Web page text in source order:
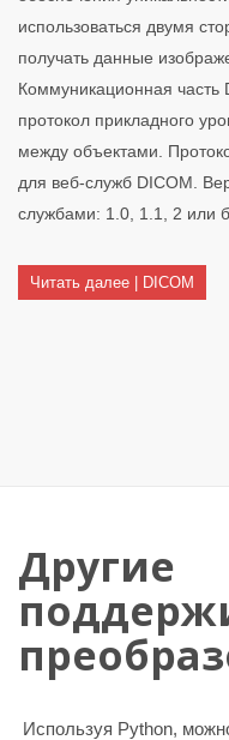
использоваться двумя
получать данные
Коммуникационная часть
протокол прикладного
между объектами.
для веб-служб DICOM.
службами: 1.0, 1.1, 2 или
Читать далее | DICOM
Другие
Используя Python,